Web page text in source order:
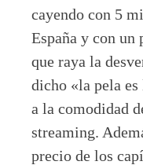
cayendo con 5
España y con un
que raya la
dicho «la pela
a la comodidad
streaming.
precio de los